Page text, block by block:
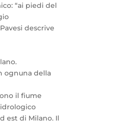
“ai piedi del
descrive
ognuna della
il fiume
idrologico
est di Milano. Il